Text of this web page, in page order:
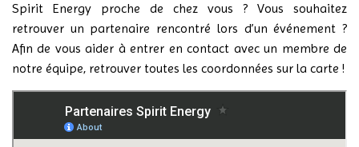
Spirit Energy proche de chez vous ? Vous souhaitez
retrouver un partenaire rencontré lors d’un événement ?
Afin de vous aider à entrer en contact avec un membre de
notre équipe, retrouver toutes les coordonnées sur la carte !